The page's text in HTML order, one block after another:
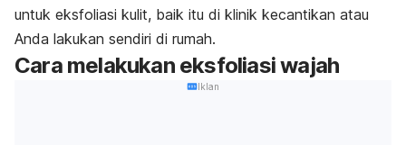
untuk eksfoliasi kulit, baik itu di klinik kecantikan atau
Anda lakukan sendiri di rumah.
Cara melakukan eksfoliasi wajah
Iklan